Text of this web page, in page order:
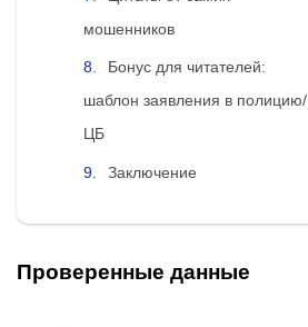
мошенников
Бонус для читателей:
шаблон заявления в полицию/
ЦБ
Заключение
Проверенные данные